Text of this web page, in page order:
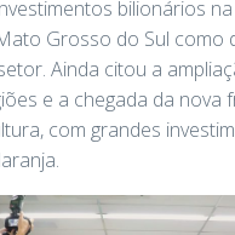
bilionários
Grosso do Sul como
Ainda citou a
e a chegada da nova
com grandes